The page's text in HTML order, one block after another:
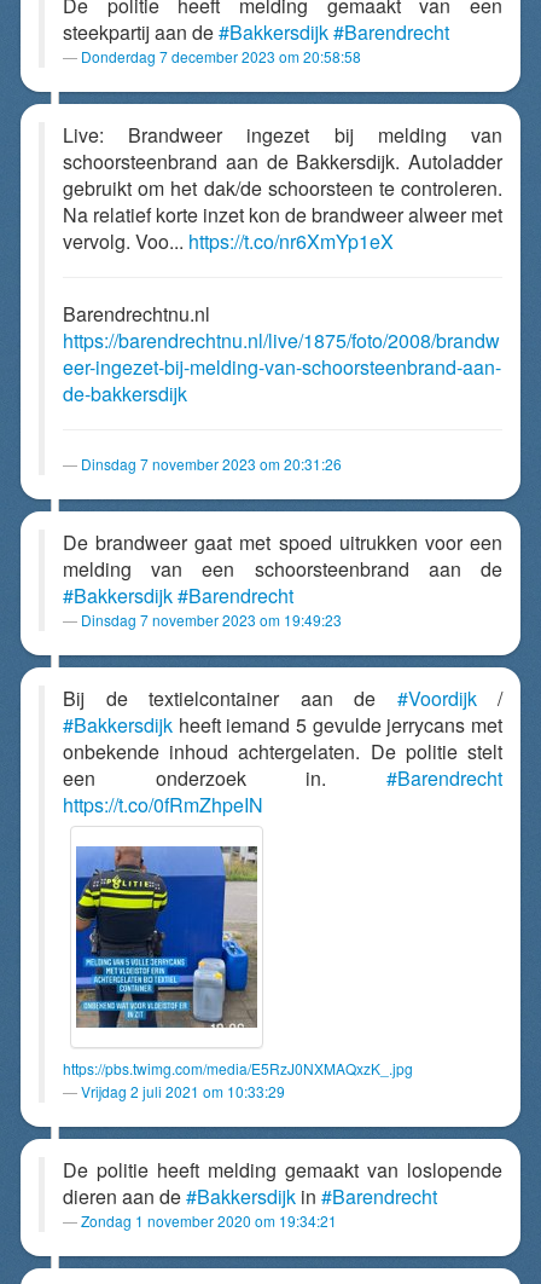
steekpartij aan de#Bakkersdijk#Barendrecht
Donderdag 7 december 2023 om 20:58:58
Live: Brandweer ingezet bij melding van
schoorsteenbrand aan de Bakkersdijk. Autoladder
gebruikt om het dak/de schoorsteen te controleren.
Na relatief korte inzet kon de brandweer alweer met
vervolg. Voo... https://t.co/nr6XmYp1eX
Barendrechtnu.nl
https://barendrechtnu.nl/live/1875/foto/2008/brandw
eer-ingezet-bij-melding-van-schoorsteenbrand-aan-
de-bakkersdijk
Dinsdag 7 november 2023 om 20:31:26
De brandweer gaat met spoed uitrukken voor een
melding van een schoorsteenbrand aan de
#Bakkersdijk#Barendrecht
Dinsdag 7 november 2023 om 19:49:23
Bij de textielcontainer aan de #Voordijk/
#Bakkersdijk heeft iemand 5 gevulde jerrycans met
onbekende inhoud achtergelaten. De politie stelt
een onderzoek in. #Barendrecht
https://t.co/0fRmZhpeIN
https://pbs.twimg.com/media/E5RzJ0NXMAQxzK_.jpg
Vrijdag 2 juli 2021 om 10:33:29
De politie heeft melding gemaakt van loslopende
dieren aan de#Bakkersdijk in #Barendrecht
Zondag 1 november 2020 om 19:34:21